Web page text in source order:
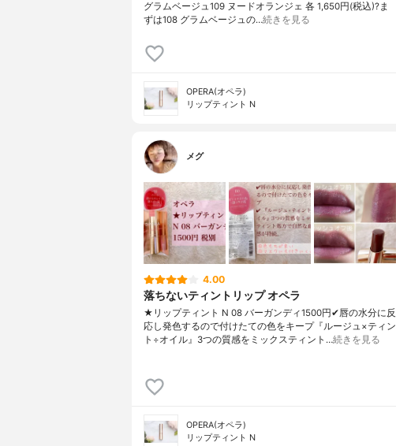
グラムベージュ109 ヌードオランジェ 各 1,650円(税込)?ま
ずは108 グラムベージュの…続きを見る
OPERA(オペラ)
リップティント N
メグ
4.00
落ちないティントリップ オペラ
★リップティント N 08 バーガンディ1500円✔︎唇の水分に反
応し発色するので付けたての色をキープ『ルージュ×ティン
ト÷オイル』3つの質感をミックスティント…続きを見る
OPERA(オペラ)
リップティント N